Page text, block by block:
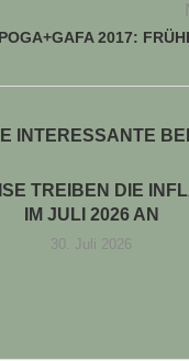
2017:
INTERESSANTE
TREIBEN DIE
IM JULI 2026 AN
30. Juli 2026